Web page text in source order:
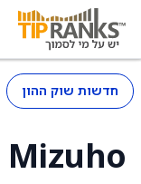
חדשות שוק ההון